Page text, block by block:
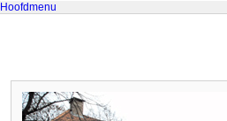
Hoofdmenu